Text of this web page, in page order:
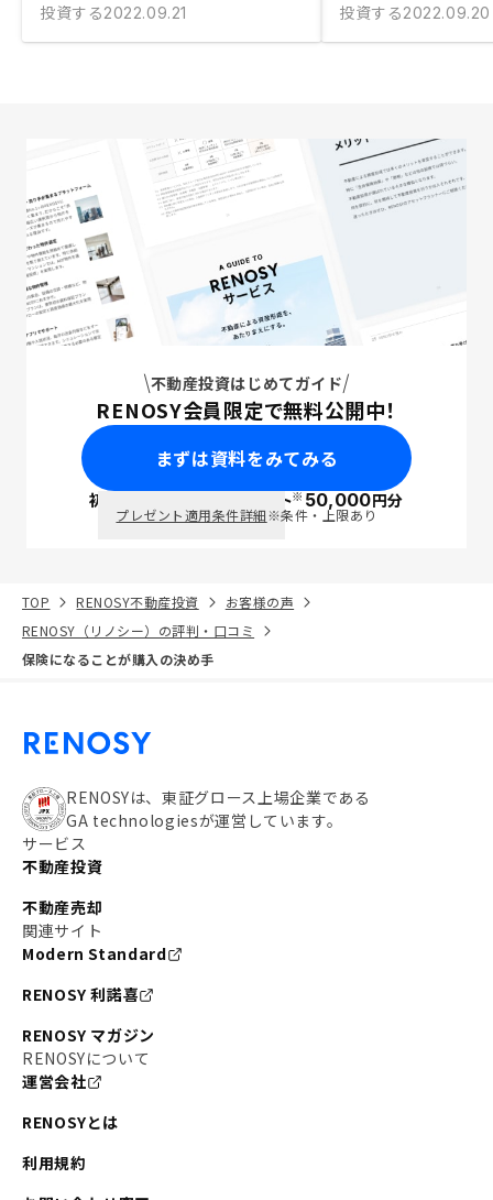
投資する2022.09.21
投資する2022.09.20
不動産投資はじめてガイド
RENOSY会員限定で無料公開中！
まずは資料をみてみる
初回面談で ポイント※50,000円分
プレゼント適用条件詳細※条件・上限あり
TOP RENOSY不動産投資
お客様の声
RENOSY（リノシー）の評判・口コミ
保険になることが購入の決め手
RENOSYは、東証グロース上場企業である
GA technologiesが運営しています。
サービス
不動産投資
不動産売却
関連サイト
Modern Standard
RENOSY 利諾喜
RENOSY マガジン
RENOSYについて
運営会社
RENOSYとは
利用規約